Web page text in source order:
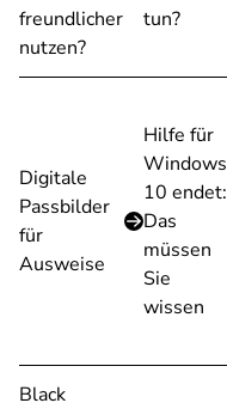
freundlicher
nutzen?
tun?
Digitale
Passbilder
für
Ausweise
Hilfe für
Windows
10 endet:
Das
müssen
Sie
wissen
Black